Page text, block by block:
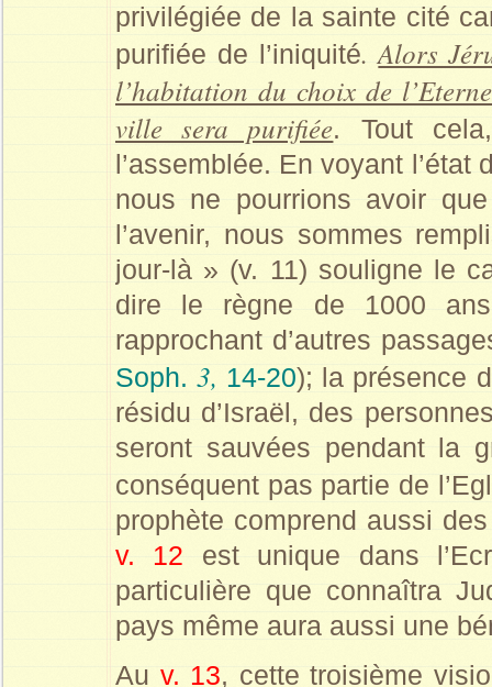
privilégiée de la sainte cité
purifiée de l’iniquité.Alors
l’habitation du choix de
ville sera purifiée. Tout
l’assemblée. En voyant
nous ne pourrions avoir
l’avenir, nous sommes
jour-là » (v. 11) souligne le
dire le règne de 1000
rapprochant d’autres
Soph.3, 14-20); la présence
résidu d’Israël, des
seront sauvées pendant la
conséquent pas partie de
prophète comprend aussi
v. 12 est unique dans
particulière que connaîtra
pays même aura aussi une
Au v. 13, cette troisième